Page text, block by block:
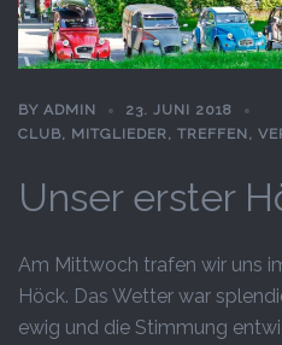
BY ADMIN
23. JUNI 2018
CLUB
MITGLIEDER TREFFEN
Unser erster
Am Mittwoch trafen wir uns
Höck. Das Wetter war
ewig und die Stimmung